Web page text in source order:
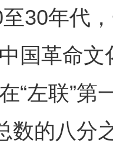
年代，
国革命
“左联”
数的八